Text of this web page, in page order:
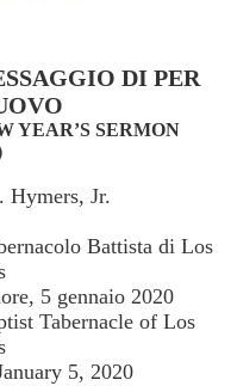
DI PER
YEAR’S SERMON
Hymers, Jr.
Battista di Los
5 gennaio 2020
Tabernacle of Los
5, 2020